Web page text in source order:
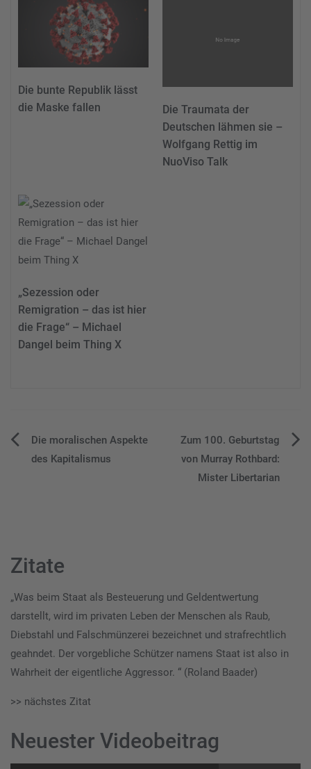
Die bunte Republik lässt
die Maske fallen
Die Traumata der
Deutschen lähmen sie –
Wolfgang Rettig im
NuoViso Talk
„Sezession oder
Remigration – das ist hier
die Frage“ – Michael
Dangel beim Thing X
Beitragsnavigation
Die moralischen Aspekte
des Kapitalismus
Zum 100. Geburtstag
von Murray Rothbard:
Mister Libertarian
Zitate
„Was beim Staat als Besteuerung und Geldentwertung
darstellt, wird im privaten Leben der Menschen als Raub,
Diebstahl und Falschmünzerei bezeichnet und strafrechtlich
geahndet. Der vorgebliche Schützer namens Staat ist also in
Wahrheit der eigentliche Aggressor. “ (Roland Baader)
>> nächstes Zitat
Neuester Videobeitrag